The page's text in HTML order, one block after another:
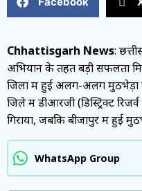
Chhattisgarh News:
अभियान के तहत बड़ी सफलता
जिलों में हुई अलग-अलग मुठभेड़ों
जिले में डीआरजी (डिस्ट्रिक्ट
गिराया, जबकि बीजापुर में हुई
WhatsApp Group